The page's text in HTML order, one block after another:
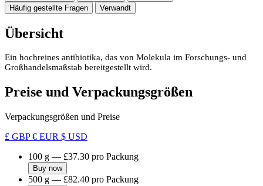
Häufig gestellte Fragen
Verwandt
Übersicht
Ein hochreines antibiotika, das von Molekula im Forschungs- und
Großhandelsmaßstab bereitgestellt wird.
Preise und Verpackungsgrößen
Verpackungsgrößen und Preise
£ GBP€ EUR $ USD
100 g — £37.30 pro Packung
Buy now
500 g — £82.40 pro Packung